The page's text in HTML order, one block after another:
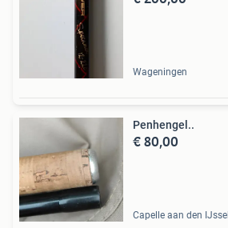
Wageningen
Penhengel..
€ 80,00
Capelle aan den IJssel